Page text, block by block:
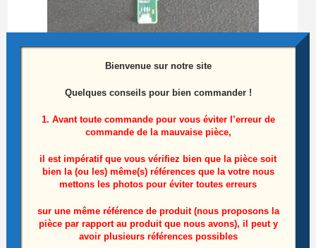
Module de commandes télé Lg 42LD550-ZC
Référence: EAX61382501 (8)
10,00€
Bienvenue sur notre site
Quelques conseils pour bien commander !
1. Avant toute commande pour vous éviter l’erreur de
commande de la mauvaise pièce,
il est impératif que vous vérifiez bien que la pièce soit
bien la (ou les) même(s) références que la votre nous
mettons les photos pour éviter toutes erreurs
sur une même référence de produit (nous proposons la
pièce par rapport au produit que nous avons), il peut y
avoir plusieurs références possibles